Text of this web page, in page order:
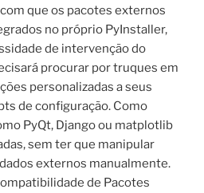
que os pacotes externos
no próprio PyInstaller,
de intervenção do
procurar por truques em
personalizadas a seus
de configuração. Como
PyQt, Django ou matplotlib
sem ter que manipular
externos manualmente.
de Pacotes